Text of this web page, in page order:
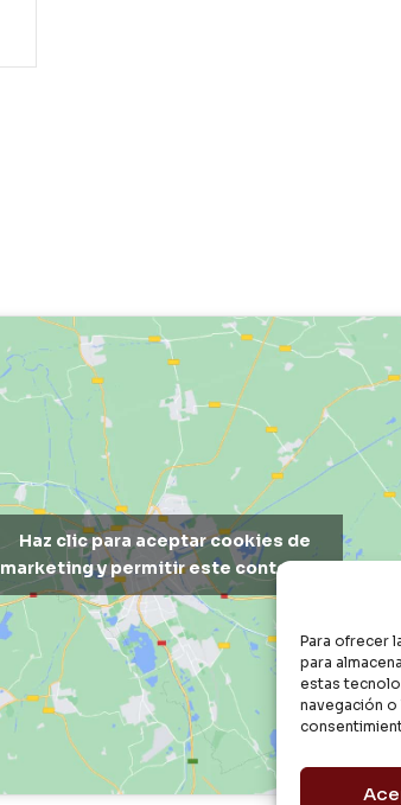
Para ofrecer
para
estas
navegación
Haz clic para aceptar cookies de
marketing y permitir este contenido